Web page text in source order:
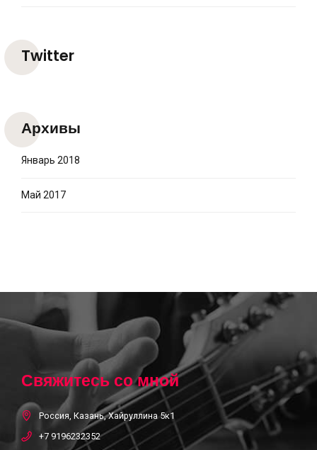
Twitter
Архивы
Январь 2018
Май 2017
Свяжитесь со мной
Россия, Казань, Хайруллина 5к1
+7 9196232352